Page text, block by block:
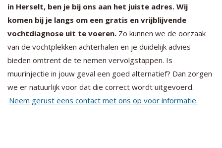
in Herselt, ben je bij ons aan het juiste adres. Wij
komen bij je langs om een gratis en vrijblijvende
vochtdiagnose uit te voeren. Zo kunnen we de oorzaak
van de vochtplekken achterhalen en je duidelijk advies
bieden omtrent de te nemen vervolgstappen. Is
muurinjectie in jouw geval een goed alternatief? Dan zorgen
we er natuurlijk voor dat die correct wordt uitgevoerd.
Neem gerust eens contact met ons op voor informatie.